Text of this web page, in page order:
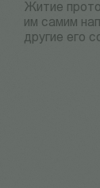
Житие
им самим
другие его